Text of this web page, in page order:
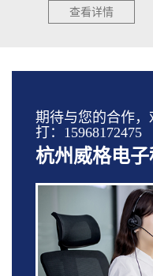
查看详情
期待与您的合作
打：15968172475
杭州威格电